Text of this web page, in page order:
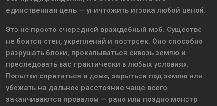
единственная цель — уничтожить игрока любой ценой.
Это не просто очередной враждебный моб. Существо
не боится стен, укреплений и построек. Оно способно
разрушать блоки, прокапываться сквозь землю и
преследовать вас практически в любых условиях.
Попытки спрятаться в доме, зарыться под землю или
убежать на дальнее расстояние чаще всего
заканчиваются провалом — рано или поздно монстр